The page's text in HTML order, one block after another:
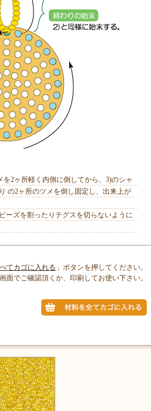
を2ヶ所軽く内側に倒してから、3)のシャ
の2ヶ所のツメを倒し固定し、出来上が
ーズを割ったりテグスを切らないように
てカゴに入れる 」ボタンを押してください。
面でご確認頂くか、印刷してお使い下さい。